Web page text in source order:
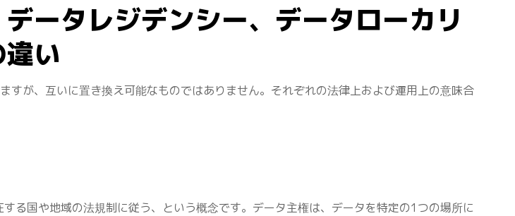
ータレジデンシー、データローカリ
い
すが、互いに置き換え可能なものではありません。それぞれの法律上および運用上の意味合
る国や地域の法規制に従う、という概念です。データ主権は、データを特定の1つの場所に